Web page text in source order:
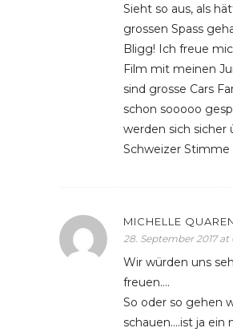
Sieht so aus, als
grossen Spass
Bligg! Ich freue
Film mit meinen
sind grosse Cars
schon sooooo
werden sich sicher
Schweizer Stimme
MICHELLE
28. September 2017 at
Wir würden uns
freuen….
So oder so gehen
schauen….ist ja ein